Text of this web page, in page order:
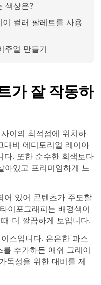
색상은?
컬러 팔레트를 사용
주얼 만들기
가 잘 작동하
이의 최적점에 위치하
대비 에디토리얼 레이아
다. 또한 순수한 회색보다
아있고 프리미엄하게 느
어 있어 콘텐츠가 주도할
이포그래피는 배경색이
더 깔끔하게 보입니다.
스입니다. 은은한 파스
추가하든 애쉬 그레이
독성을 위한 대비를 제